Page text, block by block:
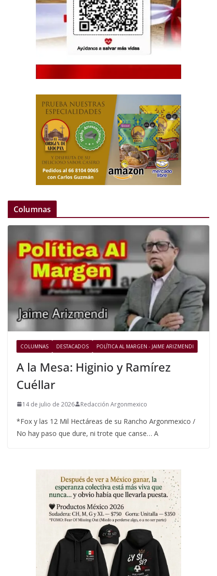
Columnas
COLUMNAS DESTACADOS POLÍTICA AL MARGEN - JAIME ARIZMENDI
A la Mesa: Higinio y Ramírez
Cuéllar
14 de julio de 2026 Redacción Argonmexico
*Fox y las 12 Mil Hectáreas de su Rancho Argonmexico /
No hay paso que dure, ni trote que canse… A